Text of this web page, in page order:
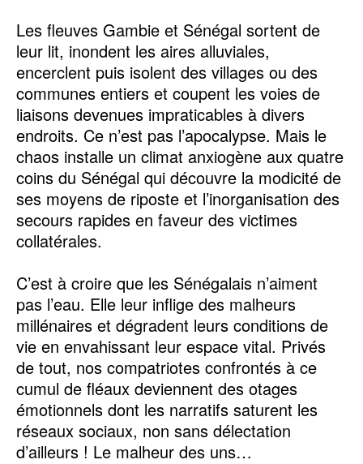
Les fleuves Gambie et Sénégal sortent de
leur lit, inondent les aires alluviales,
encerclent puis isolent des villages ou des
communes entiers et coupent les voies de
liaisons devenues impraticables à divers
endroits. Ce n’est pas l’apocalypse. Mais le
chaos installe un climat anxiogène aux quatre
coins du Sénégal qui découvre la modicité de
ses moyens de riposte et l’inorganisation des
secours rapides en faveur des victimes
collatérales.
C’est à croire que les Sénégalais n’aiment
pas l’eau. Elle leur inflige des malheurs
millénaires et dégradent leurs conditions de
vie en envahissant leur espace vital. Privés
de tout, nos compatriotes confrontés à ce
cumul de fléaux deviennent des otages
émotionnels dont les narratifs saturent les
réseaux sociaux, non sans délectation
d’ailleurs ! Le malheur des uns…